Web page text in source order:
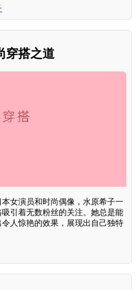
穿搭之道
女演员和时尚偶像，水原希子一
引着无数粉丝的关注。她总是能
人惊艳的效果，展现出自己独特